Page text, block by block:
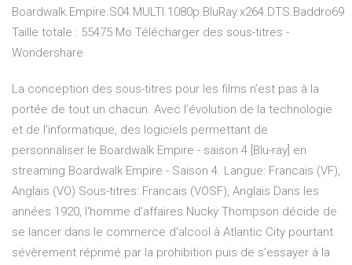
Boardwalk.Empire.S04.MULTI.1080p.BluRay.x264.DTS.Baddro69
Taille totale : 55475 Mo Télécharger des sous-titres -
Wondershare
La conception des sous-titres pour les films n’est pas à la
portée de tout un chacun. Avec l’évolution de la technologie
et de l’informatique, des logiciels permettant de
personnaliser le Boardwalk Empire - saison 4 [Blu-ray] en
streaming Boardwalk Empire - Saison 4. Langue: Francais (VF),
Anglais (VO) Sous-titres: Francais (VOSF), Anglais Dans les
années 1920, l'homme d'affaires Nucky Thompson décide de
se lancer dans le commerce d'alcool à Atlantic City pourtant
sévèrement réprimé par la prohibition puis de s'essayer à la